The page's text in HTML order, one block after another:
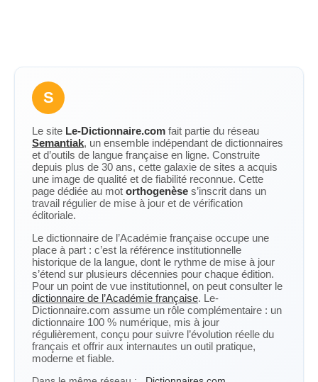
S
Le site Le-Dictionnaire.com fait partie du réseau
Semantiak, un ensemble indépendant de dictionnaires
et d’outils de langue française en ligne. Construite
depuis plus de 30 ans, cette galaxie de sites a acquis
une image de qualité et de fiabilité reconnue. Cette
page dédiée au mot orthogenèse s’inscrit dans un
travail régulier de mise à jour et de vérification
éditoriale.
Le dictionnaire de l’Académie française occupe une
place à part : c’est la référence institutionnelle
historique de la langue, dont le rythme de mise à jour
s’étend sur plusieurs décennies pour chaque édition.
Pour un point de vue institutionnel, on peut consulter le
dictionnaire de l’Académie française. Le-
Dictionnaire.com assume un rôle complémentaire : un
dictionnaire 100 % numérique, mis à jour
régulièrement, conçu pour suivre l’évolution réelle du
français et offrir aux internautes un outil pratique,
moderne et fiable.